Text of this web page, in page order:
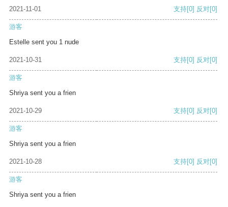
2021-11-01 支持[0] 反对[0]
游客
Estelle sent you 1 nude
2021-10-31 支持[0] 反对[0]
游客
Shriya sent you a frien
2021-10-29 支持[0] 反对[0]
游客
Shriya sent you a frien
2021-10-28 支持[0] 反对[0]
游客
Shriya sent you a frien